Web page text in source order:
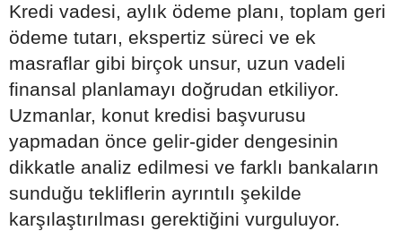
Kredi vadesi, aylık ödeme planı, toplam geri
ödeme tutarı, ekspertiz süreci ve ek
masraflar gibi birçok unsur, uzun vadeli
finansal planlamayı doğrudan etkiliyor.
Uzmanlar, konut kredisi başvurusu
yapmadan önce gelir-gider dengesinin
dikkatle analiz edilmesi ve farklı bankaların
sunduğu tekliflerin ayrıntılı şekilde
karşılaştırılması gerektiğini vurguluyor.